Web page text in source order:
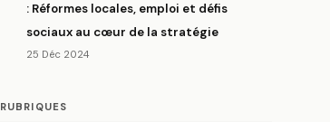
: Réformes locales, emploi et défis
sociaux au cœur de la stratégie
25 Déc 2024
RUBRIQUES